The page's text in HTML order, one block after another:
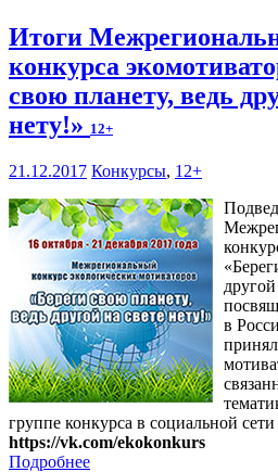
Итоги
конкурса
свою планету, ведь
нету!» 12+
21.12.2017 Конкурсы, 12+
в
группе конкурса в социальной
https://vk.com/ekokonkurs
Подробнее